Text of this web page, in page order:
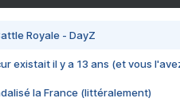
Royale - DayZ
existait il y a 13 ans (et vous
la France (littéralement)